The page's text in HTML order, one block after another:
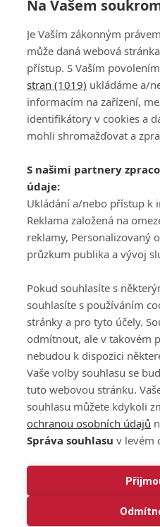
Na Vašem
Je Vaším zákonným
může daná webová
přístup. S Vaším
stran (1019) ukládáme a/
informacím na zařízení,
identifikátory v cookies a
mohli shromažďovat a
S našimi partnery
údaje:
Ukládání a/nebo přístup k
Reklama založená na
reklamy, Personalizovaný
průzkum publika a vývoj
Pokud souhlasíte s
souhlasíte s používáním
stránky a pro tyto účely.
odmítnout, ale v takovém
nebudou k dispozici
Vaše volby souhlasu se
tuto webovou stránku.
souhlasu můžete kdykoli
ochranou osobních údajů
Správa souhlasu v levém
Woods neprošel
Rose, Čejka propadl
Všeobecné obchodní
podmínky služby
GolfExtra.cz Premium
Podmínky zpracování
osobních údajů při
GolfExtra
Ceník GolfExtra.cz
Premium
Doporučené odkazy
Editor
Honza Fait
+420 723 898 969
fait@golfextra.cz
Pavel Poulíček